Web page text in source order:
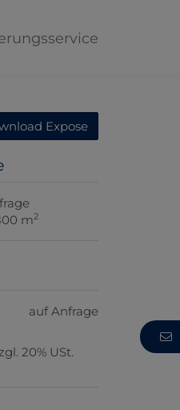
Expose
m2
auf Anfrage
20% USt.